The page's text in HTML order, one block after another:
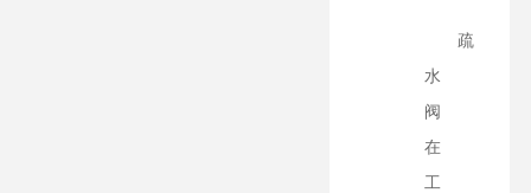
疏
水
阀
在
工